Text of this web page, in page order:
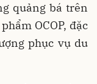
quảng bá trên
OCOP, đặc
phục vụ du